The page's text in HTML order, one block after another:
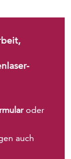
oder
auch